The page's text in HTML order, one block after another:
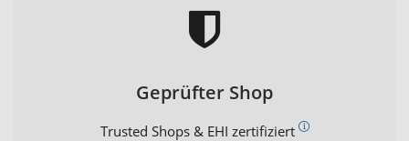
Geprüfter Shop
Trusted Shops & EHI zertifiziert